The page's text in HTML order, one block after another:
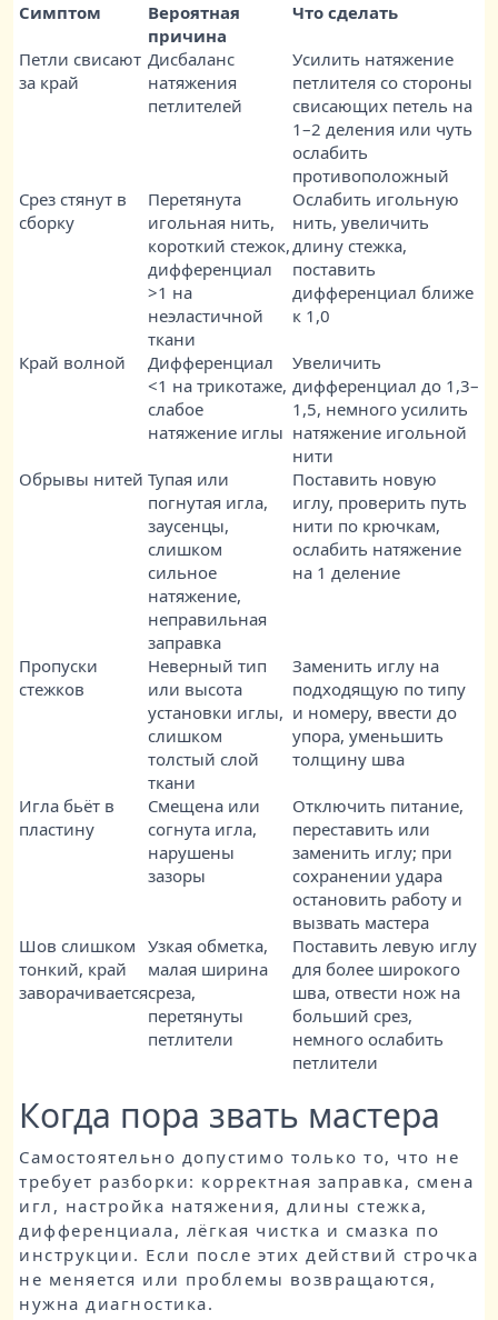
Симптом
Вероятная
причина
Что сделать
Петли свисают
за край
Дисбаланс
натяжения
петлителей
Усилить натяжение
петлителя со стороны
свисающих петель на
1–2 деления или чуть
ослабить
противоположный
Срез стянут в
сборку
Перетянута
игольная нить,
короткий стежок,
дифференциал
>1 на
неэластичной
ткани
Ослабить игольную
нить, увеличить
длину стежка,
поставить
дифференциал ближе
к 1,0
Край волной
Дифференциал
<1 на трикотаже,
слабое
натяжение иглы
Увеличить
дифференциал до 1,3–
1,5, немного усилить
натяжение игольной
нити
Обрывы нитей Тупая или
погнутая игла,
заусенцы,
слишком
сильное
натяжение,
неправильная
заправка
Поставить новую
иглу, проверить путь
нити по крючкам,
ослабить натяжение
на 1 деление
Пропуски
стежков
Неверный тип
или высота
установки иглы,
слишком
толстый слой
ткани
Заменить иглу на
подходящую по типу
и номеру, ввести до
упора, уменьшить
толщину шва
Игла бьёт в
пластину
Смещена или
согнута игла,
нарушены
зазоры
Отключить питание,
переставить или
заменить иглу; при
сохранении удара
остановить работу и
вызвать мастера
Шов слишком
тонкий, край
заворачивается
Узкая обметка,
малая ширина
среза,
перетянуты
петлители
Поставить левую иглу
для более широкого
шва, отвести нож на
больший срез,
немного ослабить
петлители
Когда пора звать мастера
Самостоятельно допустимо только то, что не
требует разборки: корректная заправка, смена
игл, настройка натяжения, длины стежка,
дифференциала, лёгкая чистка и смазка по
инструкции. Если после этих действий строчка
не меняется или проблемы возвращаются,
нужна диагностика.